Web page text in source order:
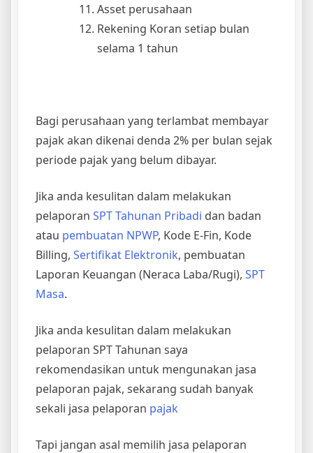
Asset perusahaan
Rekening Koran setiap bulan
selama 1 tahun
Bagi perusahaan yang terlambat membayar
pajak akan dikenai denda 2% per bulan sejak
periode pajak yang belum dibayar.
Jika anda kesulitan dalam melakukan
pelaporan SPT Tahunan Pribadi dan badan
atau pembuatan NPWP, Kode E-Fin, Kode
Billing, Sertifikat Elektronik, pembuatan
Laporan Keuangan (Neraca Laba/Rugi), SPT
Masa.
Jika anda kesulitan dalam melakukan
pelaporan SPT Tahunan saya
rekomendasikan untuk mengunakan jasa
pelaporan pajak, sekarang sudah banyak
sekali jasa pelaporan pajak
Tapi jangan asal memilih jasa pelaporan